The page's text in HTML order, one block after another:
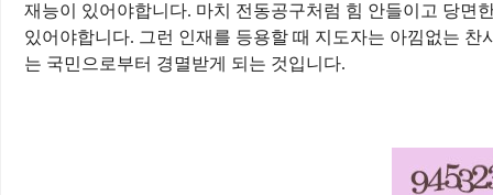
재능이 있어야합니다. 마치 전동공구처럼 힘 안들이고 당면
있어야합니다. 그런 인재를 등용할 때 지도자는 아낌없는 찬
는 국민으로부터 경멸받게 되는 것입니다.